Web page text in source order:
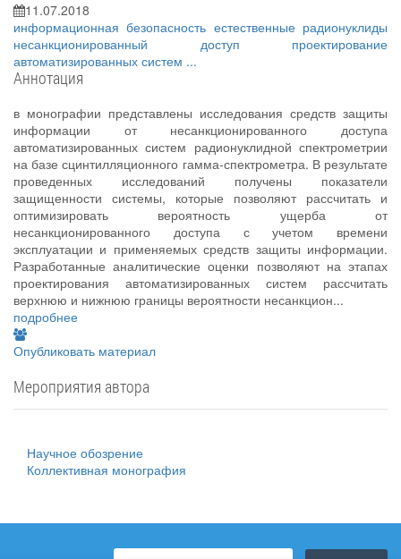
11.07.2018
информационная безопасность естественные радионуклиды
несанкционированный доступ проектирование
автоматизированных систем ...
Аннотация
в монографии представлены исследования средств защиты
информации от несанкционированного доступа
автоматизированных систем радионуклидной спектрометрии
на базе сцинтилляционного гамма-спектрометра. В результате
проведенных исследований получены показатели
защищенности системы, которые позволяют рассчитать и
оптимизировать вероятность ущерба от
несанкционированного доступа с учетом времени
эксплуатации и применяемых средств защиты информации.
Разработанные аналитические оценки позволяют на этапах
проектирования автоматизированных систем рассчитать
верхнюю и нижнюю границы вероятности несанкцион...
подробнее
Опубликовать материал
Мероприятия автора
Научное обозрение
Коллективная монография